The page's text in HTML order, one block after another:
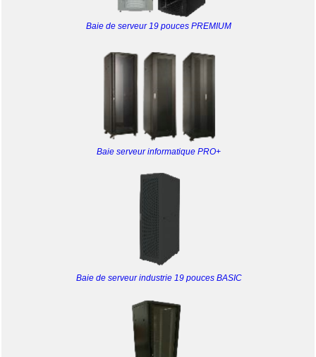
Baie de serveur 19 pouces PREMIUM
Baie serveur informatique PRO+
Baie de serveur industrie 19 pouces BASIC